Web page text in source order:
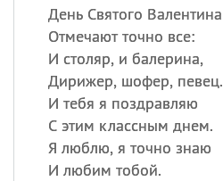
День Святого Валентина
Отмечают точно все:
И столяр, и балерина,
Дирижер, шофер, певец.
И тебя я поздравляю
С этим классным днем.
Я люблю, я точно знаю
И любим тобой.